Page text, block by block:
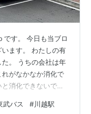
線（大宮駅以遠）
池袋駅 …新宿駅…渋谷
）…（至・大井町駅
木場駅）
です。 今日も当ブロ
ます。 わたしの有
。 うちの会社は年
がなかなか消化で
消化できないで
日は取得しました
武バス #川越駅